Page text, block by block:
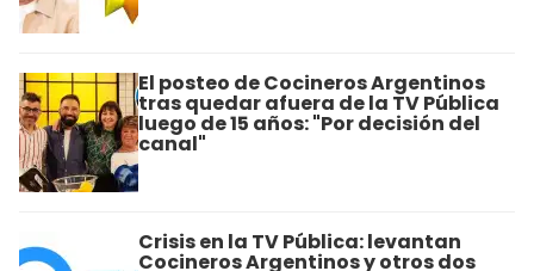
El posteo de Cocineros Argentinos
tras quedar afuera de la TV Pública
luego de 15 años: "Por decisión del
canal"
Crisis en la TV Pública: levantan
Cocineros Argentinos y otros dos